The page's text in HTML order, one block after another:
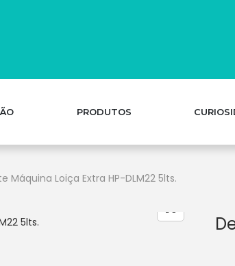
PRODUTOS
Máquina Loiça Extra HP-DLM22 5lts.